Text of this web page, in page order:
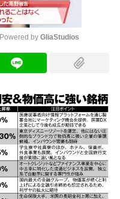
Powered by GliaStudios